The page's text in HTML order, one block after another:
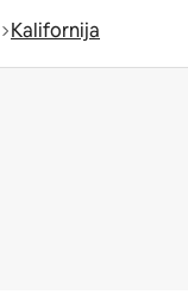
Kalifornija